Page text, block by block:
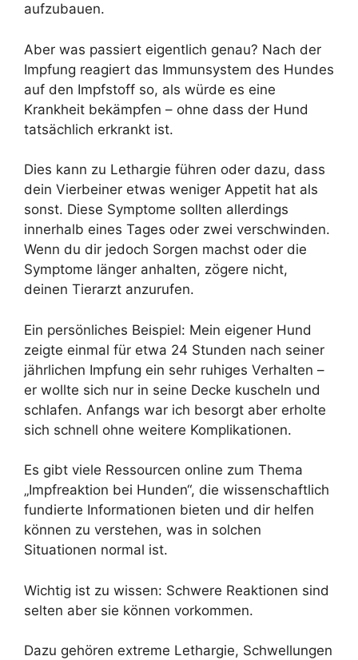
aufzubauen.
Aber was passiert eigentlich genau? Nach der
Impfung reagiert das Immunsystem des Hundes
auf den Impfstoff so, als würde es eine
Krankheit bekämpfen – ohne dass der Hund
tatsächlich erkrankt ist.
Dies kann zu Lethargie führen oder dazu, dass
dein Vierbeiner etwas weniger Appetit hat als
sonst. Diese Symptome sollten allerdings
innerhalb eines Tages oder zwei verschwinden.
Wenn du dir jedoch Sorgen machst oder die
Symptome länger anhalten, zögere nicht,
deinen Tierarzt anzurufen.
Ein persönliches Beispiel: Mein eigener Hund
zeigte einmal für etwa 24 Stunden nach seiner
jährlichen Impfung ein sehr ruhiges Verhalten –
er wollte sich nur in seine Decke kuscheln und
schlafen. Anfangs war ich besorgt aber erholte
sich schnell ohne weitere Komplikationen.
Es gibt viele Ressourcen online zum Thema
„Impfreaktion bei Hunden“, die wissenschaftlich
fundierte Informationen bieten und dir helfen
können zu verstehen, was in solchen
Situationen normal ist.
Wichtig ist zu wissen: Schwere Reaktionen sind
selten aber sie können vorkommen.
Dazu gehören extreme Lethargie, Schwellungen